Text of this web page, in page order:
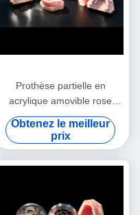
Prothèse partielle en
acrylique amovible rose
Prothèse partielle en
acrylique temporaire
Obtenez le meilleur
prix